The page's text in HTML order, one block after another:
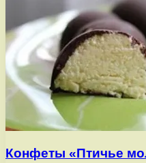
Конфеты «Птичье